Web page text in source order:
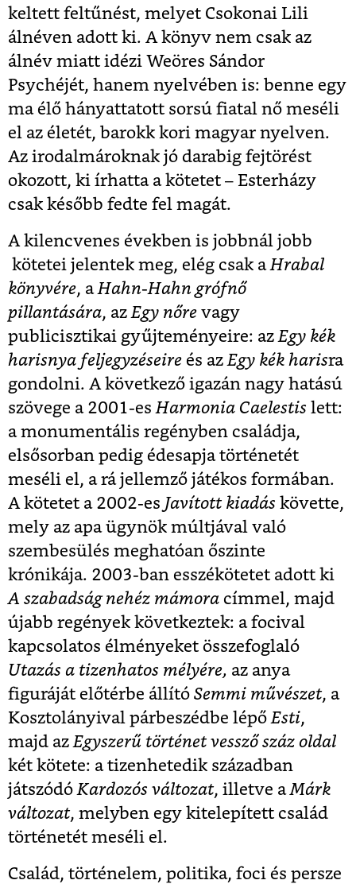
keltett feltűnést, melyet Csokonai Lili
álnéven adott ki. A könyv nem csak az
álnév miatt idézi Weöres Sándor
Psychéjét, hanem nyelvében is: benne egy
ma élő hányattatott sorsú fiatal nő meséli
el az életét, barokk kori magyar nyelven.
Az irodalmároknak jó darabig fejtörést
okozott, ki írhatta a kötetet – Esterházy
csak később fedte fel magát.
A kilencvenes években is jobbnál jobb
kötetei jelentek meg, elég csak aHrabal
könyvére, aHahn-Hahn grófnő
pillantására, azEgy nőre vagy
publicisztikai gyűjteményeire: azEgy kék
harisnya feljegyzéseire és azEgy kék harisra
gondolni. A következő igazán nagy hatású
szövege a 2001-esHarmonia Caelestis lett:
a monumentális regényben családja,
elsősorban pedig édesapja történetét
meséli el, a rá jellemző játékos formában.
A kötetet a 2002-es Javított kiadás követte,
mely az apa ügynök múltjával való
szembesülés meghatóan őszinte
krónikája. 2003-ban esszékötetet adott ki
A szabadság nehéz mámora címmel, majd
újabb regények következtek: a focival
kapcsolatos élményeket összefoglaló
Utazás a tizenhatos mélyére, az anya
figuráját előtérbe állító Semmi művészet, a
Kosztolányival párbeszédbe lépőEsti,
majd azEgyszerű történet vessző száz oldal
két kötete: a tizenhetedik században
játszódóKardozós változat, illetve aMárk
változat, melyben egy kitelepített család
történetét meséli el.
Család, történelem, politika, foci és persze